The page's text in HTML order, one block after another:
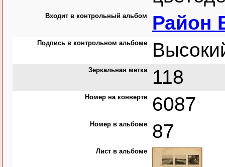
Входит в контрольный альбом Район
Подпись в контрольном альбоме
Зеркальная метка 118
Номер на конверте 6087
Номер в альбоме 87
Лист в альбоме